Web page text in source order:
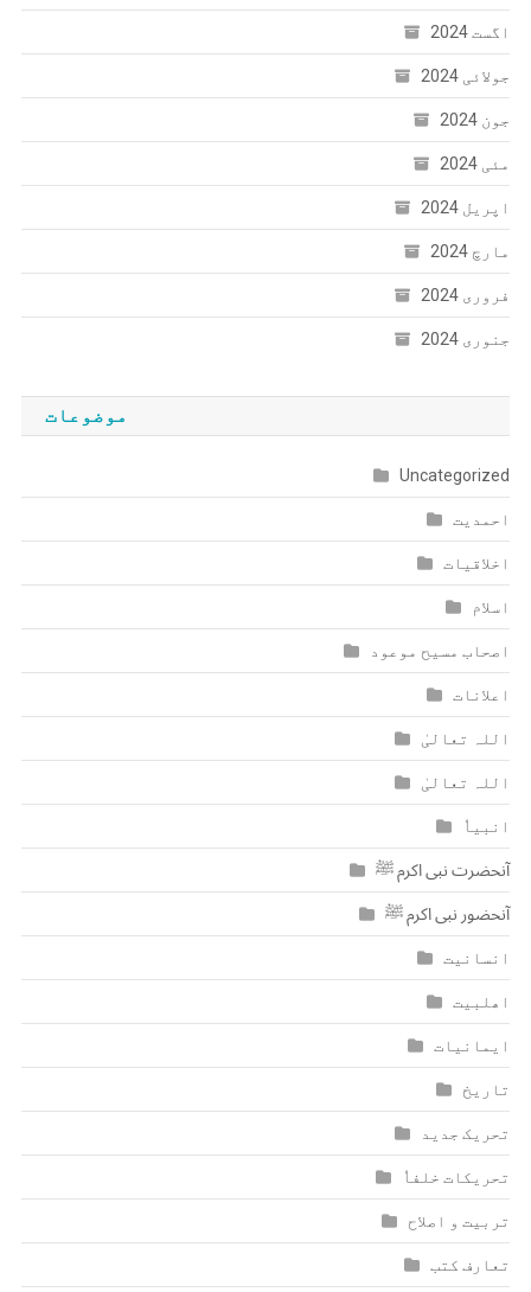
اگست 2024
جولائی 2024
جون 2024
مئی 2024
اپریل 2024
مارچ 2024
فروری 2024
جنوری 2024
موضوعات
Uncategorized
احمدیت
اخلاقیات
اسلام
اصحاب مسیح موعود
اعلانات
اللہ تعالیٰ
اللہ تعالیٰ
انبیاٗ
آنحضرت نبی اکرم ﷺ
آنحضور نبی اکرم ﷺ
انسانیت
اھلبیت
ایمانیات
تاریخ
تحریک جدید
تحریکات خلفاٗ
تربیت و اصلاح
تعارف کتب